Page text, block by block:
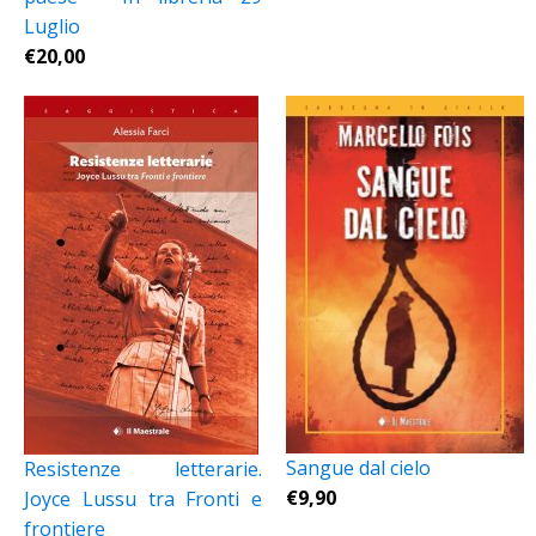
Luglio
€20,00
Resistenze letterarie.
Joyce Lussu tra Fronti e
frontiere
Sangue dal cielo
€9,90